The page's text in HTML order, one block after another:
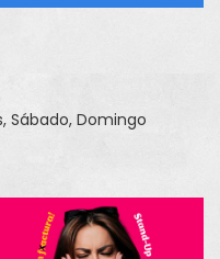
Sábado, Domingo